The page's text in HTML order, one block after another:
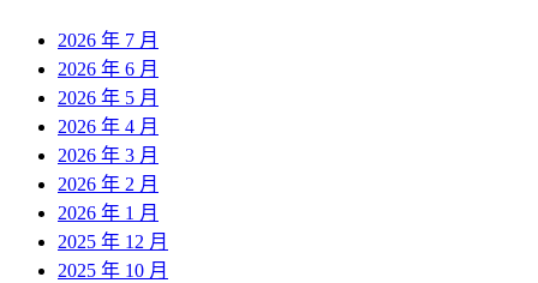
2026 年 7 月
2026 年 6 月
2026 年 5 月
2026 年 4 月
2026 年 3 月
2026 年 2 月
2026 年 1 月
2025 年 12 月
2025 年 10 月